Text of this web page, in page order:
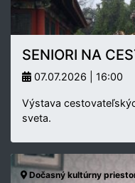
SENIORI NA
07.07.2026 | 16:00
Výstava
sveta.
Dočasný kultúrny